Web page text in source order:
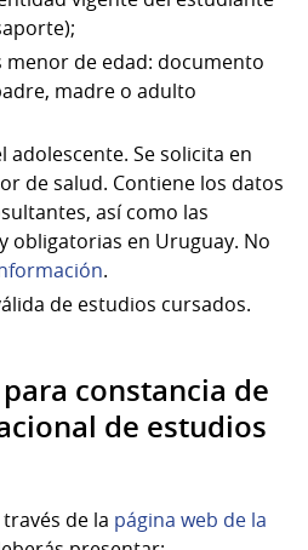
menor de edad: documento
madre o adulto
adolescente. Se solicita en
de salud. Contiene los datos
así como las
obligatorias en Uruguay. No
.
de estudios cursados.
constancia de
de estudios
de la página web de la